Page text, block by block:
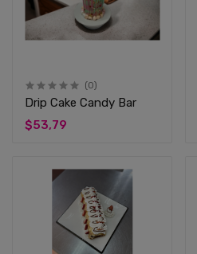
(0)
Drip Cake Candy Bar
$53,79